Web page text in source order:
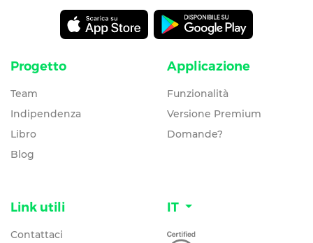
Progetto
Team
Indipendenza
Libro
Blog
Applicazione
Funzionalità
Versione Premium
Domande?
Link utili
Contattaci
IT